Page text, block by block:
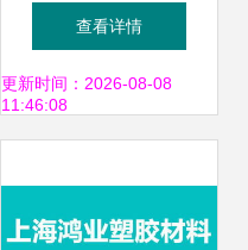
精选代理素材与模
板助力市场拓展
查看详情
更新时间：2026-08-08
11:46:08